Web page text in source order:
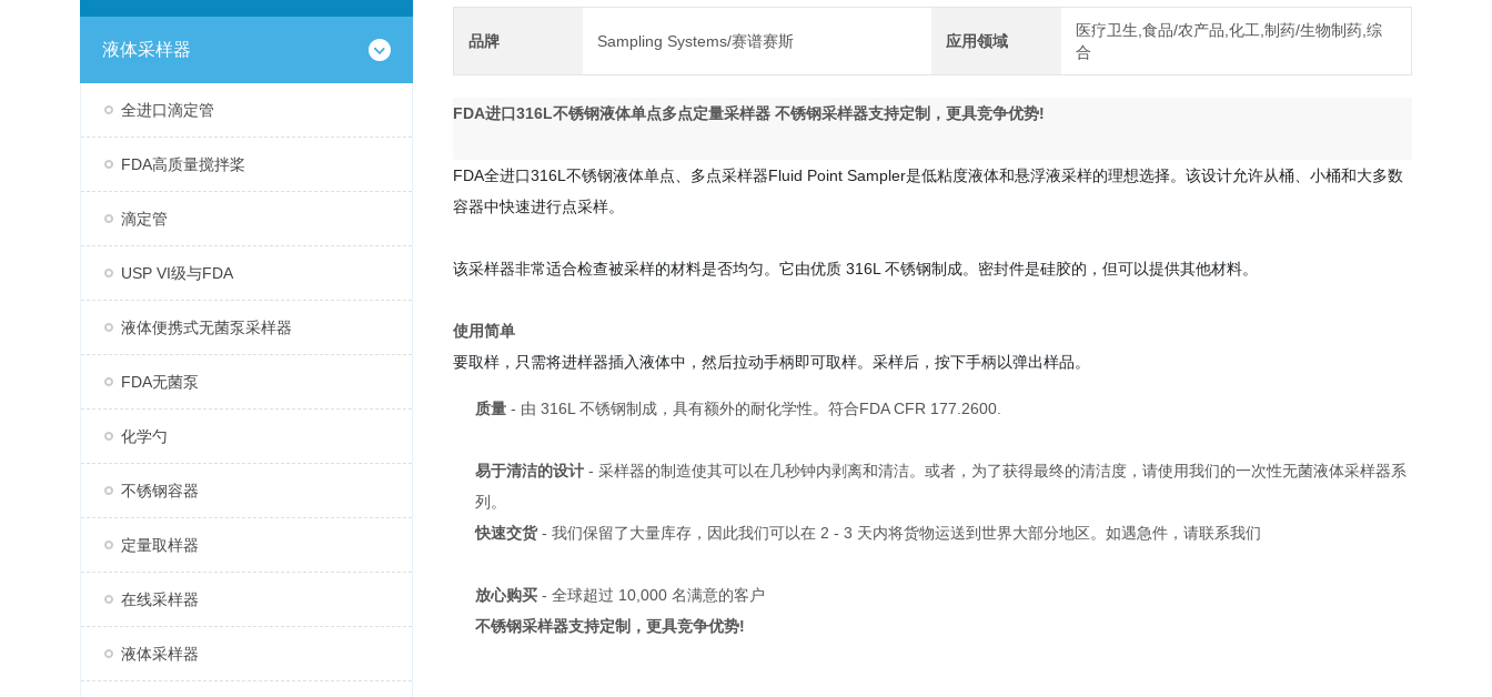
液体采样器
全进口滴定管
FDA高质量搅拌桨
滴定管
USP VI级与FDA
液体便携式无菌泵采样器
FDA无菌泵
化学勺
不锈钢容器
定量取样器
在线采样器
液体采样器
品牌 Sampling Systems/赛谱赛斯 应用领域
医疗卫生,食品/农产品,化工,制药/生物制药,综
合
FDA进口316L不锈钢液体单点多点定量采样器 不锈钢采样器支持定制，更具竞争优势!
FDA全进口316L不锈钢液体单点、多点采样器Fluid Point Sampler是低粘度液体和悬浮液采样的理想选择。该设计允许从桶、小桶和大多数
容器中快速进行点采样。
该采样器非常适合检查被采样的材料是否均匀。它由优质 316L 不锈钢制成。密封件是硅胶的，但可以提供其他材料。
使用简单
要取样，只需将进样器插入液体中，然后拉动手柄即可取样。采样后，按下手柄以弹出样品。
质量 - 由 316L 不锈钢制成，具有额外的耐化学性。符合FDA CFR 177.2600.
易于清洁的设计 - 采样器的制造使其可以在几秒钟内剥离和清洁。或者，为了获得最终的清洁度，请使用我们的一次性无菌液体采样器系
列。
快速交货- 我们保留了大量库存，因此我们可以在 2 - 3 天内将货物运送到世界大部分地区。如遇急件，请联系我们
放心购买 - 全球超过 10,000 名满意的客户
不锈钢采样器支持定制，更具竞争优势!